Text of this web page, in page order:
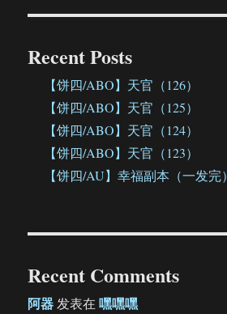
Recent Posts
【饼四/ABO】天官（126）
【饼四/ABO】天官（125）
【饼四/ABO】天官（124）
【饼四/ABO】天官（123）
【饼四/AU】幸福副本（一发完）
Recent Comments
阿器发表在嘿嘿嘿